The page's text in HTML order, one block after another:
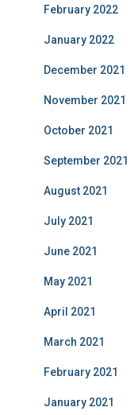
February 2022
January 2022
December 2021
November 2021
October 2021
September 2021
August 2021
July 2021
June 2021
May 2021
April 2021
March 2021
February 2021
January 2021